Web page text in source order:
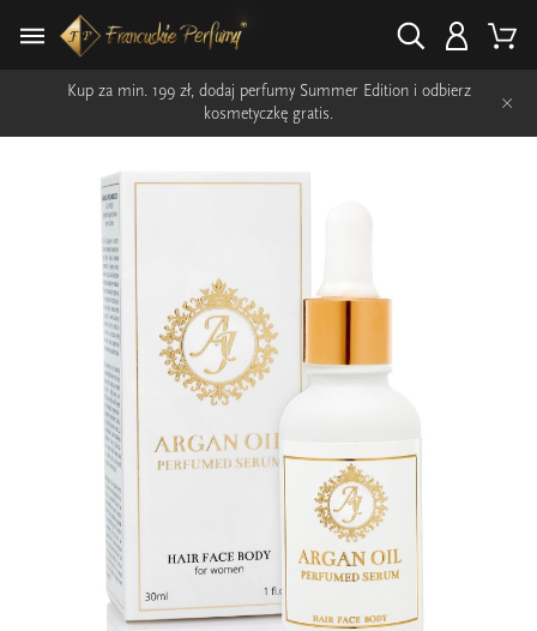
Kup za min. 199 zł, dodaj perfumy Summer Edition i odbierz
kosmetyczkę gratis.
×